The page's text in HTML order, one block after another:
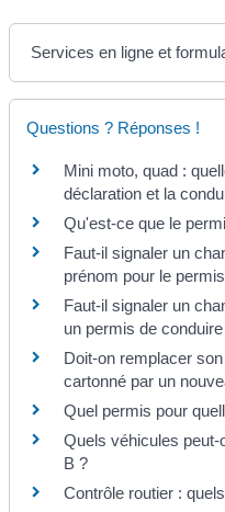
Services en ligne et
Questions ? Réponses !
Mini moto, quad :
déclaration et la
Qu'est-ce que le
Faut-il signaler un
prénom pour le
Faut-il signaler un
un permis de
Doit-on remplacer
cartonné par un
Quel permis pour
Quels véhicules
B ?
Contrôle routier :